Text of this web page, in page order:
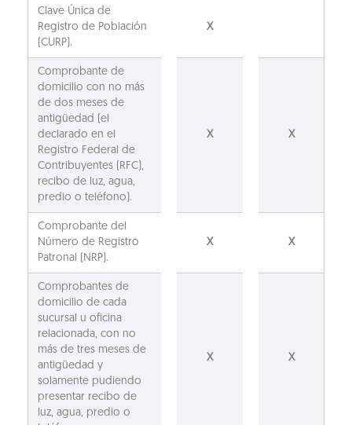
Clave Única de
Registro de Población
(CURP).
X
Comprobante de
domicilio con no más
de dos meses de
antigüedad (el
declarado en el
Registro Federal de
Contribuyentes (RFC),
recibo de luz, agua,
predio o teléfono).
X X
Comprobante del
Número de Registro
Patronal (NRP).
X X
Comprobantes de
domicilio de cada
sucursal u oficina
relacionada, con no
más de tres meses de
antigüedad y
solamente pudiendo
presentar recibo de
luz, agua, predio o
X X